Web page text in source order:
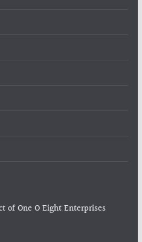
of One O Eight Enterprises